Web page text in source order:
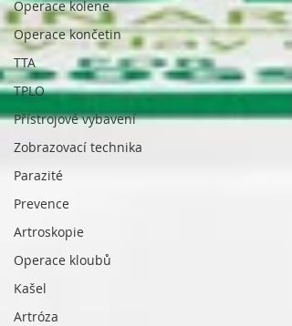
Operace kolene
Operace končetin
TTA
TPLO
Přístrojové vybavení
Zobrazovací technika
Parazité
Prevence
Artroskopie
Operace kloubů
Kašel
Artróza